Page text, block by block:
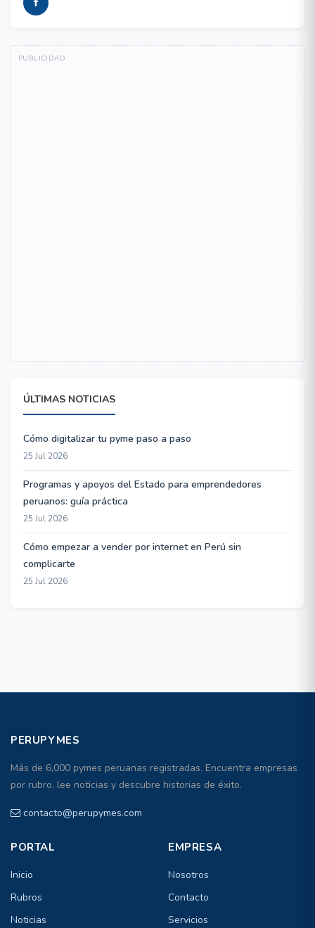
ÚLTIMAS NOTICIAS
Cómo digitalizar tu pyme paso a paso
25 Jul 2026
Programas y apoyos del Estado para emprendedores
peruanos: guía práctica
25 Jul 2026
Cómo empezar a vender por internet en Perú sin
complicarte
25 Jul 2026
PERUPYMES
Más de 6,000 pymes peruanas registradas. Encuentra empresas
por rubro, lee noticias y descubre historias de éxito.
contacto@perupymes.com
PORTAL
Inicio
Rubros
Noticias
EMPRESA
Nosotros
Contacto
Servicios